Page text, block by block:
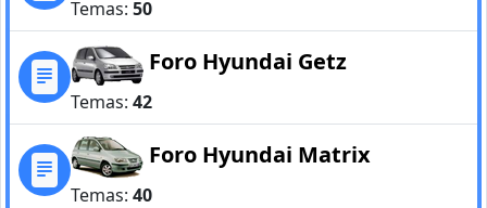
Temas: 50
Foro Hyundai Getz
Temas: 42
Foro Hyundai Matrix
Temas: 40